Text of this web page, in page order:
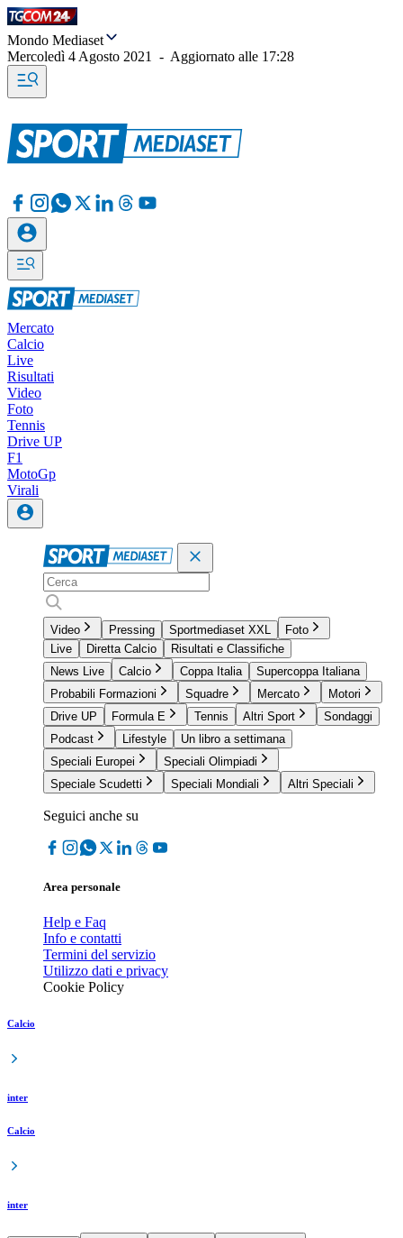
Mondo Mediaset
Mercoledì 4 Agosto 2021
- Aggiornato alle 17:28
Mercato
Calcio
Live
Risultati
Video
Foto
Tennis
Drive UP
F1
MotoGp
Virali
Video Pressing Sportmediaset XXL
Foto
Live
Diretta Calcio
Risultati e Classifiche
News Live
Calcio Coppa Italia
Supercoppa Italiana
Probabili Formazioni
Squadre Mercato
Motori
Drive UP
Formula E Tennis Altri Sport
Sondaggi
Podcast
Lifestyle
Un libro a settimana
Speciali Europei
Speciali Olimpiadi
Speciale Scudetti
Speciali Mondiali Altri Speciali
Seguici anche su
Area personale
Help e Faq
Info e contatti
Termini del servizio
Utilizzo dati e privacy
Cookie Policy
Calcio
inter
Calcio
inter